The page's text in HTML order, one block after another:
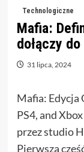
Technologiczne
Mafia:
dołączy
31 lipca, 2024
Mafia: Edycja
PS4, and
przez studio
Pierwsza